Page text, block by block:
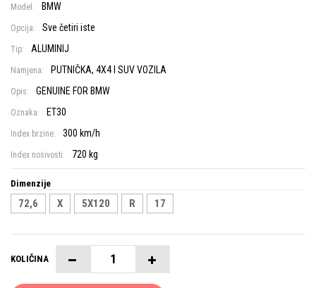
Model: BMW
Opcija: Sve četiri iste
Tip: ALUMINIJ
Namjena: PUTNIČKA, 4X4 I SUV VOZILA
Opis: GENUINE FOR BMW
Oznaka: ET30
Index brzine: 300 km/h
Index nosivosti: 720 kg
Dimenzije
72,6 X 5X120 R 17
KOLIČINA